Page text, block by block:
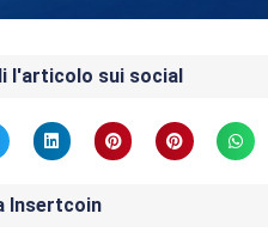
l'articolo sui social
Insertcoin